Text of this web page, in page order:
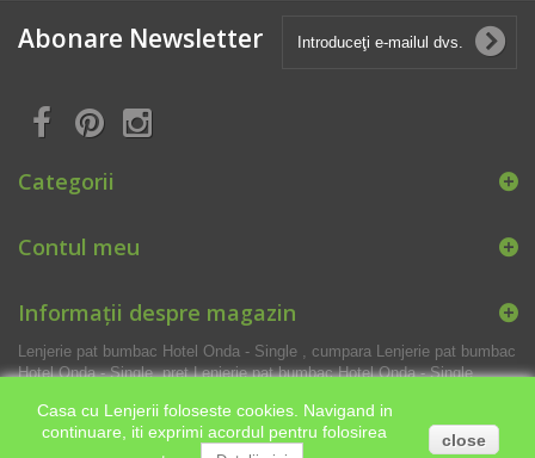
Abonare Newsletter
Categorii
Contul meu
Informații despre magazin
Casa cu Lenjerii foloseste cookies. Navigand in
continuare, iti exprimi acordul pentru folosirea
close
Lenjerie pat bumbac Hotel Onda - Single , cumpara Lenjerie pat bumbac
Hotel Onda - Single, pret Lenjerie pat bumbac Hotel Onda - Single